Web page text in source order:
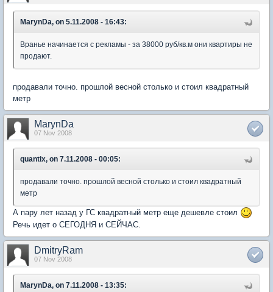
MarynDa, on 5.11.2008 - 16:43:
Вранье начинается с рекламы - за 38000 руб/кв.м они квартиры не
продают.
продавали точно. прошлой весной столько и стоил квадратный
метр
MarynDa
07 Nov 2008
quantix, on 7.11.2008 - 00:05:
продавали точно. прошлой весной столько и стоил квадратный
метр
А пару лет назад у ГС квадратный метр еще дешевле стоил
Речь идет о СЕГОДНЯ и СЕЙЧАС.
DmitryRam
07 Nov 2008
MarynDa, on 7.11.2008 - 13:35: